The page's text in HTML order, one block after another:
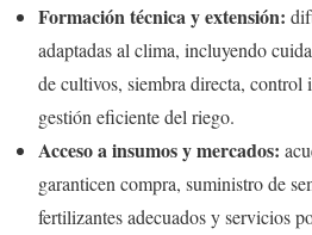
Formación técnica y extensión:
adaptadas al clima, incluyendo
de cultivos, siembra directa, control
gestión eficiente del riego.
Acceso a insumos y mercados:
garanticen compra, suministro de
fertilizantes adecuados y servicios